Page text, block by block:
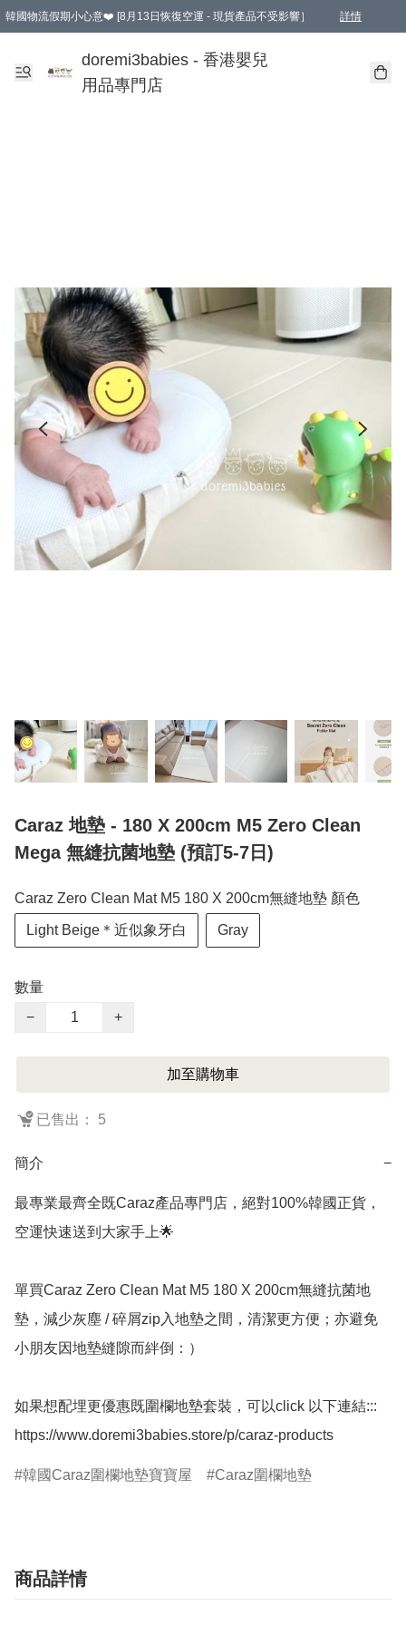
韓國物流假期小心意❤️ [8月13日恢復空運 - 現貨產品不受影響］ 詳情
新會員首張訂單滿$600即享9折優惠！(部份超優惠產品 & 品牌指定價除外)
doremi3babies - 香港嬰兒
用品專門店
Caraz 地墊 - 180 X 200cm M5 Zero Clean
Mega 無縫抗菌地墊 (預訂5-7日)
Caraz Zero Clean Mat M5 180 X 200cm無縫地墊 顏色
Light Beige＊近似象牙白 Gray
數量
−
+
加至購物車
已售出： 5
簡介 −
最專業最齊全既Caraz產品專門店，絕對100%韓國正貨，
空運快速送到大家手上🌟
單買Caraz Zero Clean Mat M5 180 X 200cm無縫抗菌地
墊，減少灰塵 / 碎屑zip入地墊之間，清潔更方便；亦避免
小朋友因地墊縫隙而絆倒：）
如果想配埋更優惠既圍欄地墊套裝，可以click 以下連結:::
韓國Caraz圍欄地墊寶寶屋 Caraz圍欄地墊
商品詳情